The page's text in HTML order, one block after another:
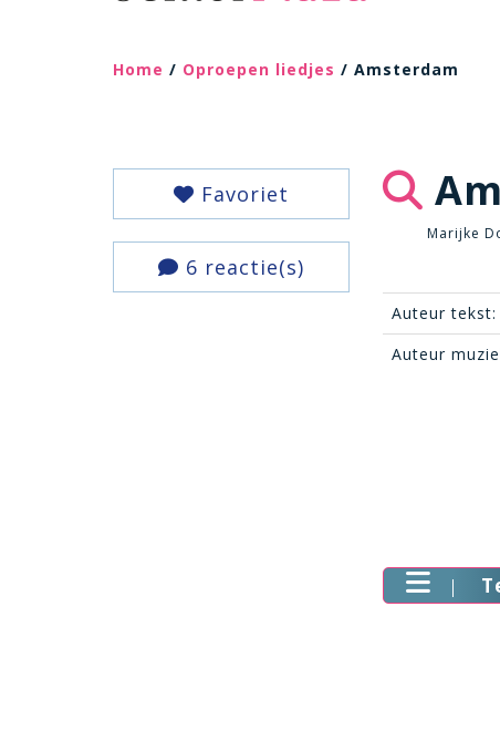
Home / Oproepen liedjes / Amsterdam
Favoriet
6 reactie(s)
Marijke
Auteur tekst:
Auteur